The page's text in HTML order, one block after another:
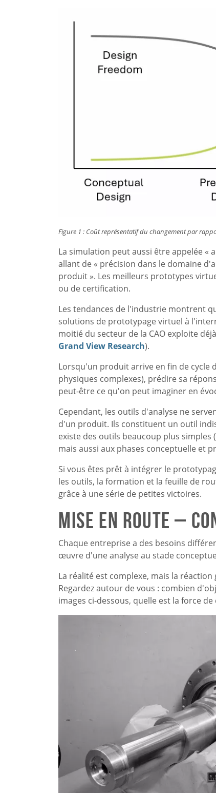
Figure 1 : Coût représentatif du changement par
La simulation peut aussi être appelée «
allant de « précision dans le domaine
produit ». Les meilleurs prototypes
ou de certification.
Les tendances de l'industrie montrent
solutions de prototypage virtuel à
moitié du secteur de la CAO exploite
Grand View Research).
Lorsqu'un produit arrive en fin de cycle
physiques complexes), prédire sa
peut-être ce qu'on peut imaginer en
Cependant, les outils d'analyse ne
d'un produit. Ils constituent un outil
existe des outils beaucoup plus
mais aussi aux phases conceptuelle et
Si vous êtes prêt à intégrer le
les outils, la formation et la feuille de
grâce à une série de petites victoires.
Mise en route –
Chaque entreprise a des besoins
œuvre d'une analyse au stade
La réalité est complexe, mais la
Regardez autour de vous : combien
images ci-dessous, quelle est la force